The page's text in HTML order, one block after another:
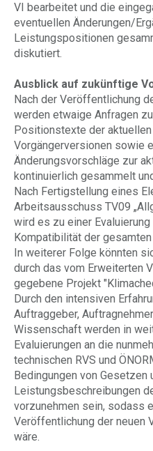
VI bearbeitet und die
eventuellen Änderungen/
Leistungspositionen
diskutiert.
Ausblick auf zukünftige
Nach der Veröffentlichung
werden etwaige Anfragen
Positionstexte der
Vorgängerversionen sowie
Änderungsvorschläge zur
kontinuierlich gesammelt
Nach Fertigstellung eines
Arbeitsausschuss TV09
wird es zu einer
Kompatibilität der
In weiterer Folge könnten
durch das vom Erweiterten
gegebene Projekt
Durch den intensiven
Auftraggeber,
Wissenschaft werden in
Evaluierungen an die
technischen RVS und
Bedingungen von Gesetzen
Leistungsbeschreibungen
vorzunehmen sein, sodass
Veröffentlichung der neuen
wäre.